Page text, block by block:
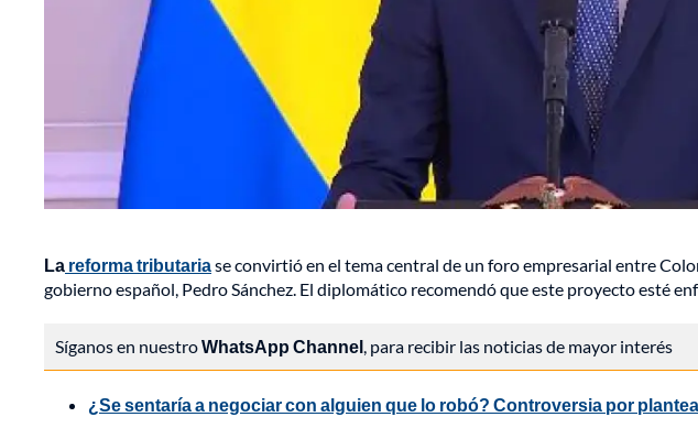
La reforma tributariase convirtió en el tema central de un foro empresarial entre
gobierno español, Pedro Sánchez. El diplomático recomendó que este proyecto esté
Síganos en nuestroWhatsApp Channel, para recibir las noticias de mayor interés
¿Se sentaría a negociar con alguien que lo robó? Controversia por